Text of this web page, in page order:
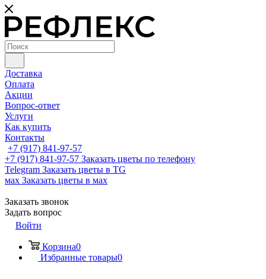
Доставка
Оплата
Акции
Вопрос-ответ
Услуги
Как купить
Контакты
+7 (917) 841-97-57
+7 (917) 841-97-57 Заказать цветы по телефону
Telegram Заказать цветы в TG
мах Заказать цветы в мах
Заказать звонок
Задать вопрос
Войти
Корзина0
Избранные товары0